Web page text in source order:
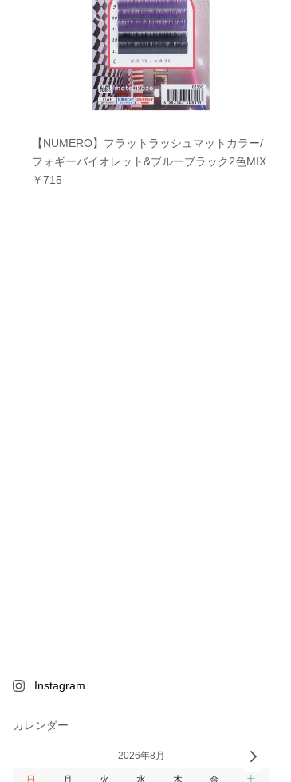
【NUMERO】フラットラッシュマットカラー/
フォギーバイオレット&ブルーブラック2色MIX
￥715
Instagram
カレンダー
2026年8月
日 月 火 水 木 金 土